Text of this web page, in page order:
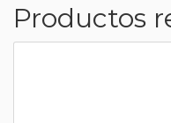
Productos